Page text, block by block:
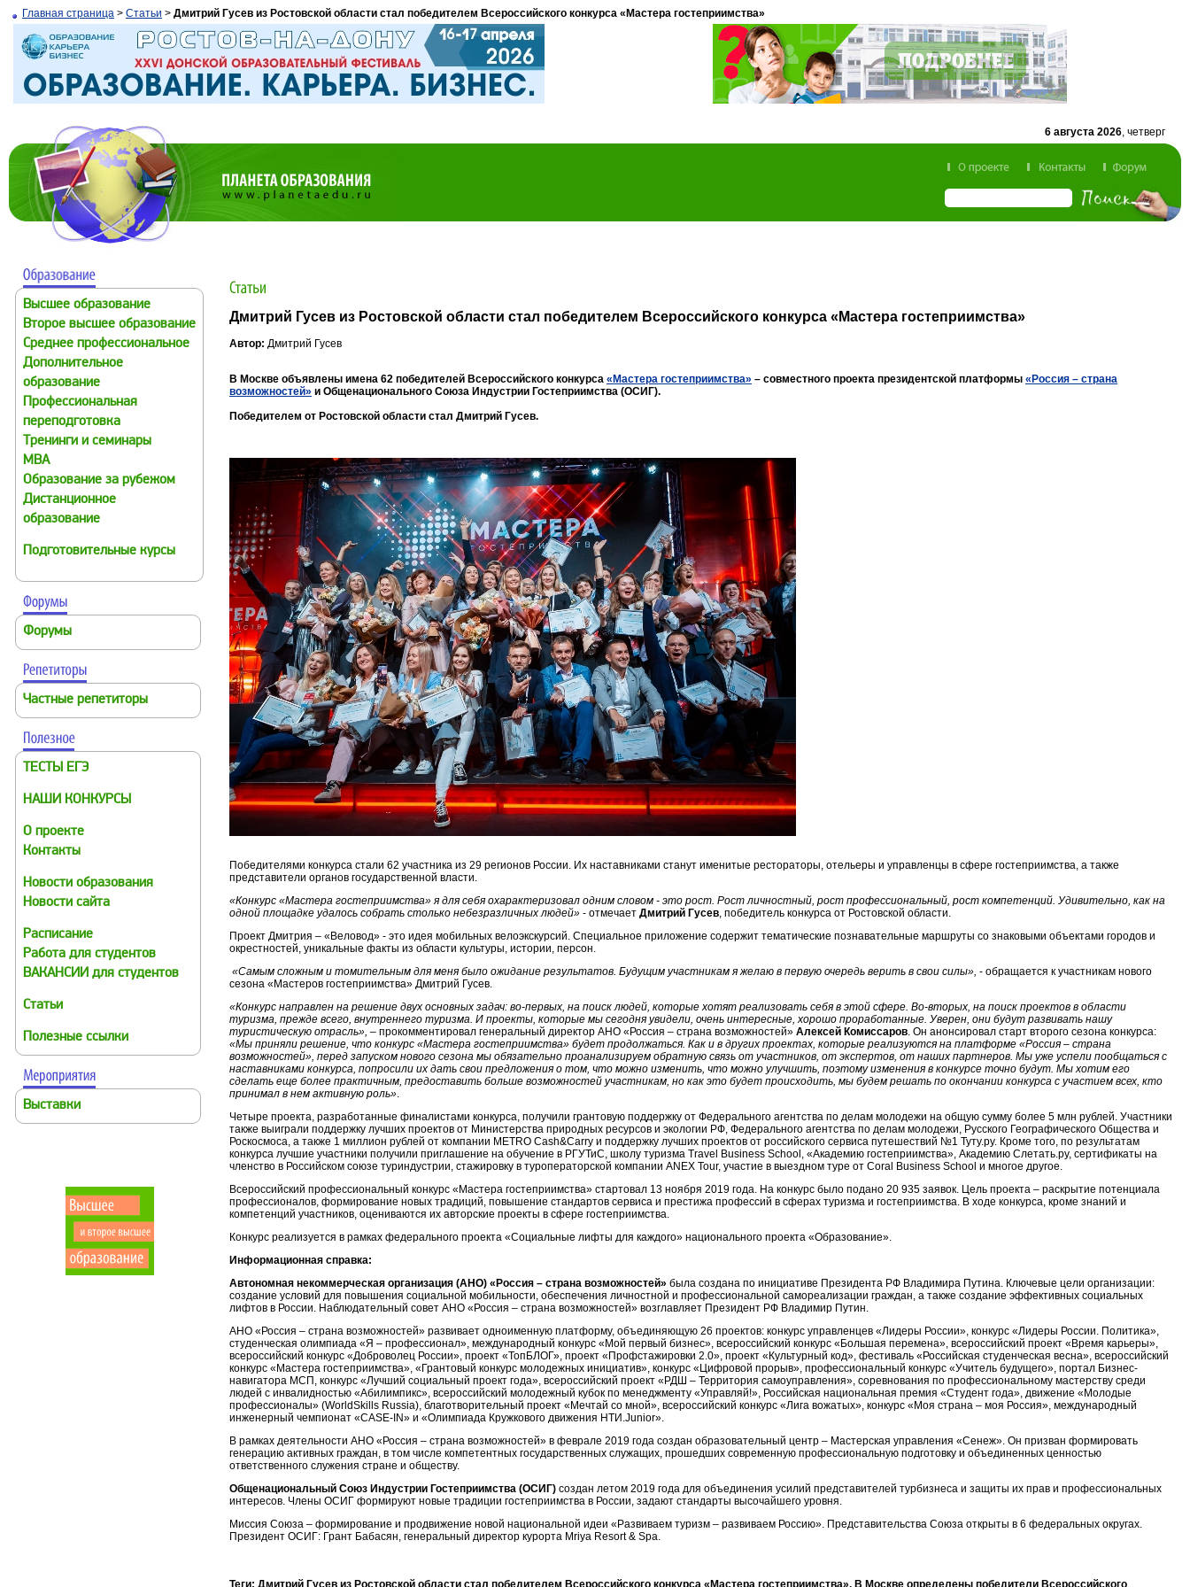
Главная страница > Статьи > Дмитрий Гусев из Ростовской области стал победителем Всероссийского конкурса «Мастера гостеприимства»
6 августа 2026, четверг
Высшее образование
Второе высшее образование
Среднее профессиональное
Дополнительное
образование
Профессиональная
переподготовка
Тренинги и семинары
MBA
Образование за рубежом
Дистанционное
образование
Подготовительные курсы
Форумы
Частные репетиторы
ТЕСТЫ ЕГЭ
НАШИ КОНКУРСЫ
О проекте
Контакты
Новости образования
Новости сайта
Расписание
Работа для студентов
ВАКАНСИИ для студентов
Статьи
Полезные ссылки
Выставки
Дмитрий Гусев из Ростовской области стал победителем Всероссийского конкурса «Мастера гостеприимства»
Автор: Дмитрий Гусев
В Москве объявлены имена 62 победителей Всероссийского конкурса «Мастера гостеприимства» – совместного проекта президентской платформы «Россия – страна
возможностей» и Общенационального Союза Индустрии Гостеприимства (ОСИГ).
Победителем от Ростовской области стал Дмитрий Гусев.
Победителями конкурса стали 62 участника из 29 регионов России. Их наставниками станут именитые рестораторы, отельеры и управленцы в сфере гостеприимства, а также
представители органов государственной власти.
«Конкурс «Мастера гостеприимства» я для себя охарактеризовал одним словом - это рост. Рост личностный, рост профессиональный, рост компетенций. Удивительно, как на
одной площадке удалось собрать столько небезразличных людей» - отмечает Дмитрий Гусев, победитель конкурса от Ростовской области.
Проект Дмитрия – «Веловод» - это идея мобильных велоэкскурсий. Специальное приложение содержит тематические познавательные маршруты со знаковыми объектами городов и
окрестностей, уникальные факты из области культуры, истории, персон.
«Самым сложным и томительным для меня было ожидание результатов. Будущим участникам я желаю в первую очередь верить в свои силы», - обращается к участникам нового
сезона «Мастеров гостеприимства» Дмитрий Гусев.
«Конкурс направлен на решение двух основных задач: во-первых, на поиск людей, которые хотят реализовать себя в этой сфере. Во-вторых, на поиск проектов в области
туризма, прежде всего, внутреннего туризма. И проекты, которые мы сегодня увидели, очень интересные, хорошо проработанные. Уверен, они будут развивать нашу
туристическую отрасль», – прокомментировал генеральный директор АНО «Россия – страна возможностей» Алексей Комиссаров. Он анонсировал старт второго сезона конкурса:
«Мы приняли решение, что конкурс «Мастера гостеприимства» будет продолжаться. Как и в других проектах, которые реализуются на платформе «Россия – страна
возможностей», перед запуском нового сезона мы обязательно проанализируем обратную связь от участников, от экспертов, от наших партнеров. Мы уже успели пообщаться с
наставниками конкурса, попросили их дать свои предложения о том, что можно изменить, что можно улучшить, поэтому изменения в конкурсе точно будут. Мы хотим его
сделать еще более практичным, предоставить больше возможностей участникам, но как это будет происходить, мы будем решать по окончании конкурса с участием всех, кто
принимал в нем активную роль».
Четыре проекта, разработанные финалистами конкурса, получили грантовую поддержку от Федерального агентства по делам молодежи на общую сумму более 5 млн рублей. Участники
также выиграли поддержку лучших проектов от Министерства природных ресурсов и экологии РФ, Федерального агентства по делам молодежи, Русского Географического Общества и
Роскосмоса, а также 1 миллион рублей от компании METRO Cash&Carry и поддержку лучших проектов от российского сервиса путешествий №1 Туту.ру. Кроме того, по результатам
конкурса лучшие участники получили приглашение на обучение в РГУТиС, школу туризма Travel Business School, «Академию гостеприимства», Академию Слетать.ру, сертификаты на
членство в Российском союзе туриндустрии, стажировку в туроператорской компании ANEX Tour, участие в выездном туре от Coral Business School и многое другое.
Всероссийский профессиональный конкурс «Мастера гостеприимства» стартовал 13 ноября 2019 года. На конкурс было подано 20 935 заявок. Цель проекта – раскрытие потенциала
профессионалов, формирование новых традиций, повышение стандартов сервиса и престижа профессий в сферах туризма и гостеприимства. В ходе конкурса, кроме знаний и
компетенций участников, оцениваются их авторские проекты в сфере гостеприимства.
Конкурс реализуется в рамках федерального проекта «Социальные лифты для каждого» национального проекта «Образование».
Информационная справка:
Автономная некоммерческая организация (АНО) «Россия – страна возможностей» была создана по инициативе Президента РФ Владимира Путина. Ключевые цели организации:
создание условий для повышения социальной мобильности, обеспечения личностной и профессиональной самореализации граждан, а также создание эффективных социальных
лифтов в России. Наблюдательный совет АНО «Россия – страна возможностей» возглавляет Президент РФ Владимир Путин.
АНО «Россия – страна возможностей» развивает одноименную платформу, объединяющую 26 проектов: конкурс управленцев «Лидеры России», конкурс «Лидеры России. Политика»,
студенческая олимпиада «Я – профессионал», международный конкурс «Мой первый бизнес», всероссийский конкурс «Большая перемена», всероссийский проект «Время карьеры»,
всероссийский конкурс «Доброволец России», проект «ТопБЛОГ», проект «Профстажировки 2.0», проект «Культурный код», фестиваль «Российская студенческая весна», всероссийский
конкурс «Мастера гостеприимства», «Грантовый конкурс молодежных инициатив», конкурс «Цифровой прорыв», профессиональный конкурс «Учитель будущего», портал Бизнес-
навигатора МСП, конкурс «Лучший социальный проект года», всероссийский проект «РДШ – Территория самоуправления», соревнования по профессиональному мастерству среди
людей с инвалидностью «Абилимпикс», всероссийский молодежный кубок по менеджменту «Управляй!», Российская национальная премия «Студент года», движение «Молодые
профессионалы» (WorldSkills Russia), благотворительный проект «Мечтай со мной», всероссийский конкурс «Лига вожатых», конкурс «Моя страна – моя Россия», международный
инженерный чемпионат «CASE-IN» и «Олимпиада Кружкового движения НТИ.Junior».
В рамках деятельности АНО «Россия – страна возможностей» в феврале 2019 года создан образовательный центр – Мастерская управления «Сенеж». Он призван формировать
генерацию активных граждан, в том числе компетентных государственных служащих, прошедших современную профессиональную подготовку и объединенных ценностью
ответственного служения стране и обществу.
Общенациональный Союз Индустрии Гостеприимства (ОСИГ) создан летом 2019 года для объединения усилий представителей турбизнеса и защиты их прав и профессиональных
интересов. Члены ОСИГ формируют новые традиции гостеприимства в России, задают стандарты высочайшего уровня.
Миссия Союза – формирование и продвижение новой национальной идеи «Развиваем туризм – развиваем Россию». Представительства Союза открыты в 6 федеральных округах.
Президент ОСИГ: Грант Бабасян, генеральный директор курорта Mriya Resort & Spa.
Теги: Дмитрий Гусев из Ростовской области стал победителем Всероссийского конкурса «Мастера гостеприимства», В Москве определены победители Всероссийского